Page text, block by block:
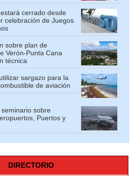
cerrado desde
celebración de Juegos
sobre plan de
Verón-Punta Cana
técnica
sargazo para la
de aviación
sobre
Puertos y
DIRECTORIO